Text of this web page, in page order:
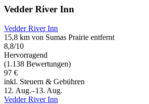
Vedder River Inn
Vedder River Inn
15,8 km von Sumas Prairie entfernt
8,8/10
Hervorragend
(1.138 Bewertungen)
97 €
inkl. Steuern & Gebühren
12. Aug.–13. Aug.
Vedder River Inn